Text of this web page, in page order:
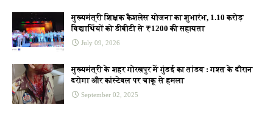
मुख्यमंत्री शिक्षक कैशलेस योजना का शुभारंभ, 1.10 करोड़
विद्यार्थियों को डीबीटी से ₹1200 की सहायता
July 09, 2026
मुख्यमंत्री के शहर गोरखपुर में गुंडई का तांडव : गश्त के दौरान
दरोगा और कांस्टेबल पर चाकू से हमला
September 02, 2025